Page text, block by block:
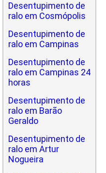
Desentupimento de
ralo em Cosmópolis
Desentupimento de
ralo em Campinas
Desentupimento de
ralo em Campinas 24
horas
Desentupimento de
ralo em Barão
Geraldo
Desentupimento de
ralo em Artur
Nogueira